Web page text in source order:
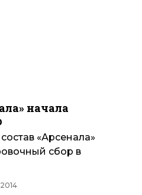
начала
«Арсенала»
сбор в